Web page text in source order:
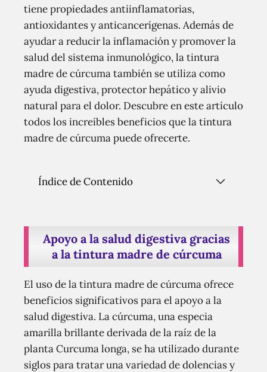
tiene propiedades antiinflamatorias,
antioxidantes y anticancerígenas. Además de
ayudar a reducir la inflamación y promover la
salud del sistema inmunológico, la tintura
madre de cúrcuma también se utiliza como
ayuda digestiva, protector hepático y alivio
natural para el dolor. Descubre en este artículo
todos los increíbles beneficios que la tintura
madre de cúrcuma puede ofrecerte.
Índice de Contenido
Apoyo a la salud digestiva gracias
a la tintura madre de cúrcuma
El uso de la tintura madre de cúrcuma ofrece
beneficios significativos para el apoyo a la
salud digestiva. La cúrcuma, una especia
amarilla brillante derivada de la raíz de la
planta Curcuma longa, se ha utilizado durante
siglos para tratar una variedad de dolencias y